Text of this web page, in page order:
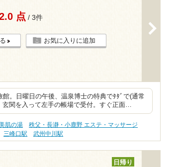
点 / 3件
お気に入りに追加
。日曜日の午後、温泉博士の特典でﾀﾀﾞで(通常
関を入って左手の帳場で受付。すぐ正面…
肌の湯
秩父・長瀞・小鹿野 エステ・マッサージ
三峰口駅 武州中川駅
日帰り